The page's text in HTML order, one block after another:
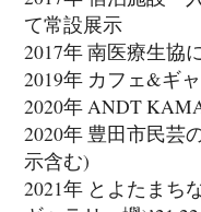
て常設展示
2017年 南医療生協
2019年 カフェ&ギ
2020年 ANDT
2020年 豊田市民芸
示含む)
2021年 とよたまち